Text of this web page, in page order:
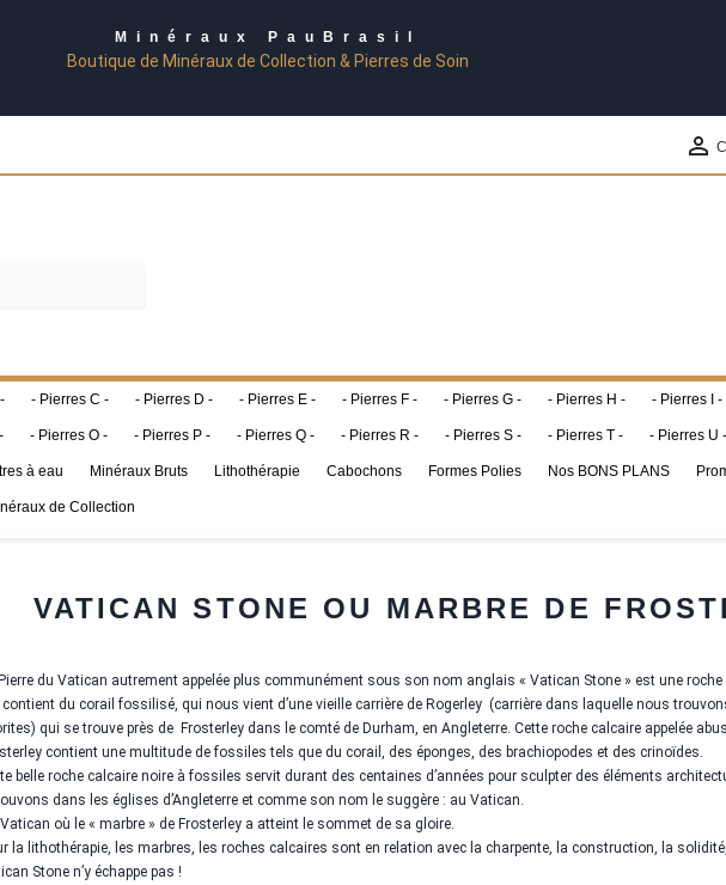
Minéraux PauBrasil
Boutique de Minéraux de Collection & Pierres de Soin

- Pierres C - - Pierres D - - Pierres E - - Pierres F - - Pierres G - - Pierres H - - Pierres I -
- Pierres O - - Pierres P - - Pierres Q - - Pierres R - - Pierres S - - Pierres T - - Pierres U -
à eau Minéraux Bruts Lithothérapie Cabochons Formes Polies Nos BONS PLANS
de Collection
VATICAN STONE OU MARBRE DE
du Vatican autrement appelée plus communément sous son nom anglais « Vatican Stone » est une
du corail fossilisé, qui nous vient d’une vieille carrière de Rogerley (carrière dans laquelle nous
qui se trouve près de Frosterley dans le comté de Durham, en Angleterre. Cette roche calcaire appelée
contient une multitude de fossiles tels que du corail, des éponges, des brachiopodes et des crinoïdes.
belle roche calcaire noire à fossiles servit durant des centaines d’années pour sculpter des éléments
dans les églises d’Angleterre et comme son nom le suggère : au Vatican.
où le « marbre » de Frosterley a atteint le sommet de sa gloire.
la lithothérapie, les marbres, les roches calcaires sont en relation avec la charpente, la construction, la
Stone n’y échappe pas !